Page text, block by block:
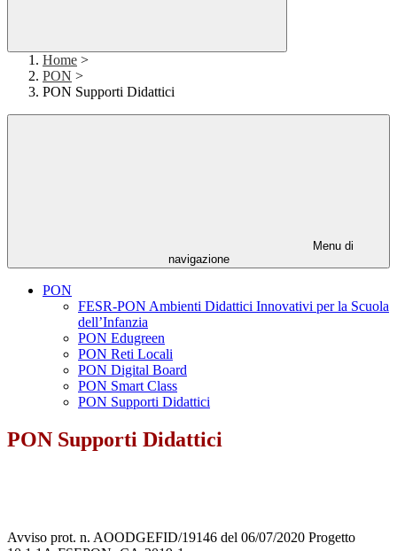
Home >
PON >
PON Supporti Didattici
Menu di
navigazione
PON
FESR-PON Ambienti Didattici Innovativi per la Scuola
dell’Infanzia
PON Edugreen
PON Reti Locali
PON Digital Board
PON Smart Class
PON Supporti Didattici
PON Supporti Didattici
Avviso prot. n. AOODGEFID/19146 del 06/07/2020 Progetto